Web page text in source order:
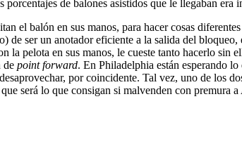
de balones asistidos que le llegaban era
el balón en sus manos, para hacer cosas
de ser un anotador eficiente a la salida del
pelota en sus manos, le cueste tanto hacerlo sin
de point forward. En Philadelphia están esperando
por coincidente. Tal vez, uno de los
será lo que consigan si malvenden con premura